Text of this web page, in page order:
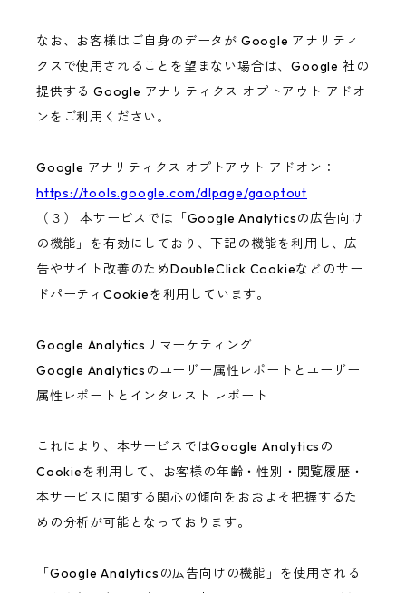
なお、お客様はご自身のデータが Google アナリティ
クスで使用されることを望まない場合は、Google 社の
提供する Google アナリティクス オプトアウト アドオ
ンをご利用ください。
Google アナリティクス オプトアウト アドオン：
https://tools.google.com/dlpage/gaoptout
（３） 本サービスでは「Google Analyticsの広告向け
の機能」を有効にしており、下記の機能を利用し、広
告やサイト改善のためDoubleClick Cookieなどのサー
ドパーティCookieを利用しています。
Google Analyticsリマーケティング
Google Analyticsのユーザー属性レポートとユーザー
属性レポートとインタレスト レポート
これにより、本サービスではGoogle Analyticsの
Cookieを利用して、お客様の年齢・性別・閲覧履歴・
本サービスに関する関心の傾向をおおよそ把握するた
めの分析が可能となっております。
「Google Analyticsの広告向けの機能」を使用される